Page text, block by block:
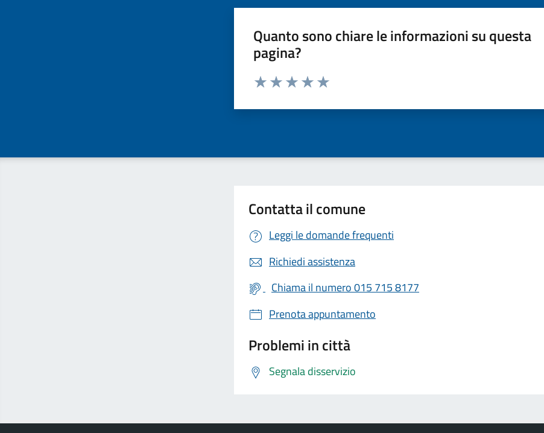
Quanto sono chiare le informazioni su questa
pagina?
Valuta da 1 a 5 stelle la pagina
Contatta il comune
Leggi le domande frequenti
Richiedi assistenza
Chiama il numero 015 715 8177
Prenota appuntamento
Problemi in città
Segnala disservizio